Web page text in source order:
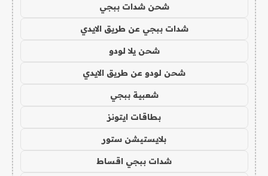
شحن شدات ببجي
شدات ببجي عن طريق الايدي
شحن يلا لودو
شحن لودو عن طريق الايدي
شعبية ببجي
بطاقات ايتونز
بلايستيشن ستور
شدات ببجي اقساط